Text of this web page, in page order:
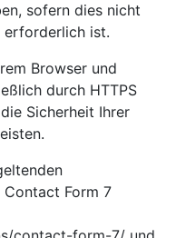
sofern dies nicht
erforderlich ist.
Browser und
durch HTTPS
Sicherheit Ihrer
Form 7